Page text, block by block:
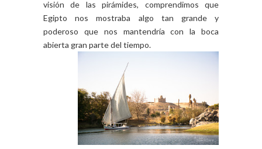
visión de las pirámides, comprendimos que
Egipto nos mostraba algo tan grande y
poderoso que nos mantendría con la boca
abierta gran parte del tiempo.